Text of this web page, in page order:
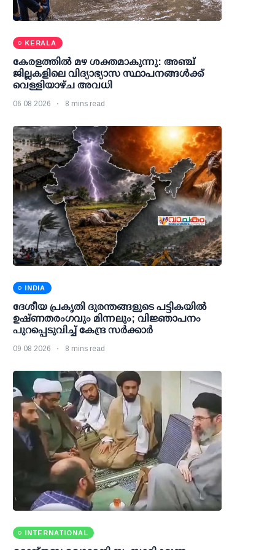
KERALA
കേരളത്തില്‍ മഴ ശക്തമാകുന്നു: അഞ്ച്
ജില്ലകളിലെ വിദ്യാഭ്യാസ സ്ഥാപനങ്ങള്‍ക്ക്
വെള്ളിയാഴ്ച അവധി
06 08 2026 8 mins read
INDIA
ദേശീയ പ്രകൃതി ദുരന്തങ്ങളുടെ പട്ടികയില്‍
ഉഷ്ണതരംഗവും മിന്നലും; വിജ്ഞാപനം
പുറപ്പെടുവിച്ച് കേന്ദ്ര സര്‍ക്കാര്‍
09 08 2026 8 mins read
INTERNATIONAL